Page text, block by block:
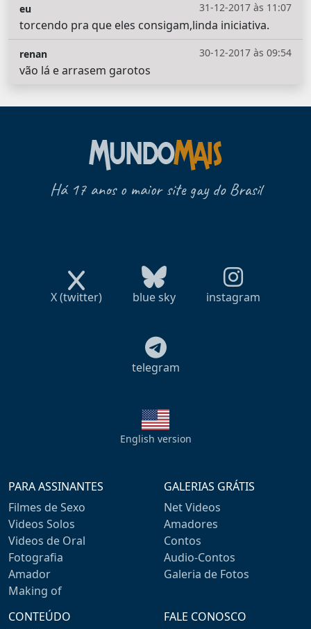
31-12-2017 às 11:07
eu
torcendo pra que eles consigam,linda iniciativa.
30-12-2017 às 09:54
renan
vão lá e arrasem garotos
Há 17 anos o maior site gay do Brasil
X (twitter) blue sky instagram
telegram
English version
PARA ASSINANTES
Filmes de Sexo
Videos Solos
Videos de Oral
Fotografia
Amador
Making of
GALERIAS GRÁTIS
Net Videos
Amadores
Contos
Audio-Contos
Galeria de Fotos
CONTEÚDO
FALE CONOSCO